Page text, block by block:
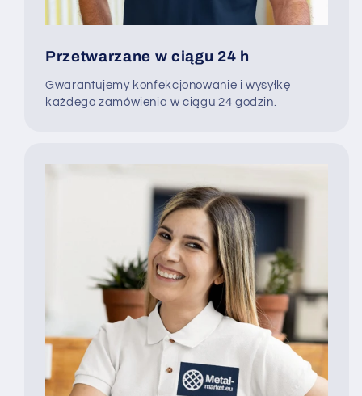
Przetwarzane w ciągu 24 h
Gwarantujemy konfekcjonowanie i wysyłkę
każdego zamówienia w ciągu 24 godzin.